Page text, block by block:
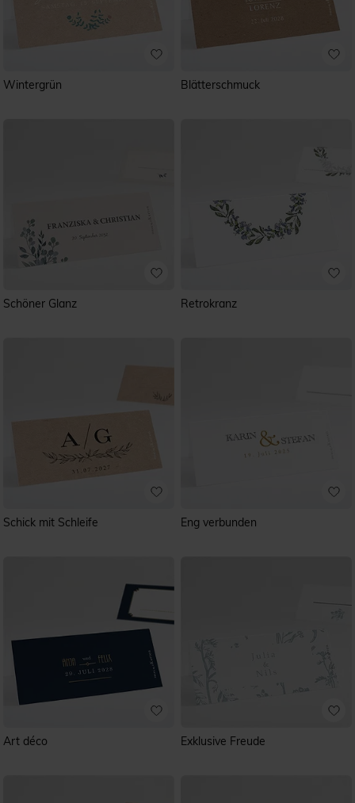
Wintergrün Blätterschmuck
Schöner Glanz Retrokranz
Schick mit Schleife Eng verbunden
Art déco Exklusive Freude